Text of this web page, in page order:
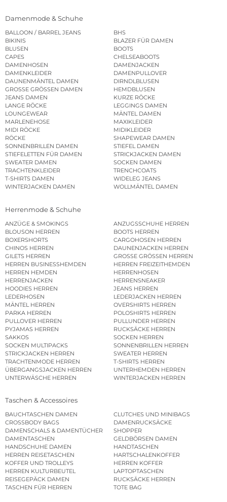
Damenmode & Schuhe
BALLOON / BARREL JEANS
BHS
BIKINIS
BLAZER FÜR DAMEN
BLUSEN
BOOTS
CAPES
CHELSEABOOTS
DAMENHOSEN
DAMENJACKEN
DAMENKLEIDER
DAMENPULLOVER
DAUNENMÄNTEL DAMEN
DIRNDLBLUSEN
GROSSE GRÖSSEN DAMEN
HEMDBLUSEN
JEANS DAMEN
KURZE RÖCKE
LANGE RÖCKE
LEGGINGS DAMEN
LOUNGEWEAR
MÄNTEL DAMEN
MARLENEHOSE
MAXIKLEIDER
MIDI RÖCKE
MIDIKLEIDER
RÖCKE
SHAPEWEAR DAMEN
SONNENBRILLEN DAMEN
STIEFEL DAMEN
STIEFELETTEN FÜR DAMEN
STRICKJACKEN DAMEN
SWEATER DAMEN
SOCKEN DAMEN
TRACHTENKLEIDER
TRENCHCOATS
T-SHIRTS DAMEN
WIDELEG JEANS
WINTERJACKEN DAMEN
WOLLMÄNTEL DAMEN
Herrenmode & Schuhe
ANZÜGE & SMOKINGS
ANZUGSSCHUHE HERREN
BLOUSON HERREN
BOOTS HERREN
BOXERSHORTS
CARGOHOSEN HERREN
CHINOS HERREN
DAUNENJACKEN HERREN
GILETS HERREN
GROSSE GRÖSSEN HERREN
HERREN BUSINESSHEMDEN
HERREN FREIZEITHEMDEN
HERREN HEMDEN
HERRENHOSEN
HERRENJACKEN
HERRENSNEAKER
HOODIES HERREN
JEANS HERREN
LEDERHOSEN
LEDERJACKEN HERREN
MÄNTEL HERREN
OVERSHIRTS HERREN
PARKA HERREN
POLOSHIRTS HERREN
PULLOVER HERREN
PULLUNDER HERREN
PYJAMAS HERREN
RUCKSÄCKE HERREN
SAKKOS
SOCKEN HERREN
SOCKEN MULTIPACKS
SONNENBRILLEN HERREN
STRICKJACKEN HERREN
SWEATER HERREN
TRACHTENMODE HERREN
T-SHIRTS HERREN
ÜBERGANGSJACKEN HERREN
UNTERHEMDEN HERREN
UNTERWÄSCHE HERREN
WINTERJACKEN HERREN
Taschen & Accessoires
BAUCHTASCHEN DAMEN
CLUTCHES UND MINIBAGS
CROSSBODY BAGS
DAMENRUCKSÄCKE
DAMENSCHALS & DAMENTÜCHER
SHOPPER
DAMENTASCHEN
GELDBÖRSEN DAMEN
HANDSCHUHE DAMEN
HANDTASCHEN
HERREN REISETASCHEN
HARTSCHALENKOFFER
KOFFER UND TROLLEYS
HERREN KOFFER
HERREN KULTURBEUTEL
LAPTOPTASCHEN
REISEGEPÄCK DAMEN
RUCKSÄCKE HERREN
TASCHEN FÜR HERREN
TOTE BAG